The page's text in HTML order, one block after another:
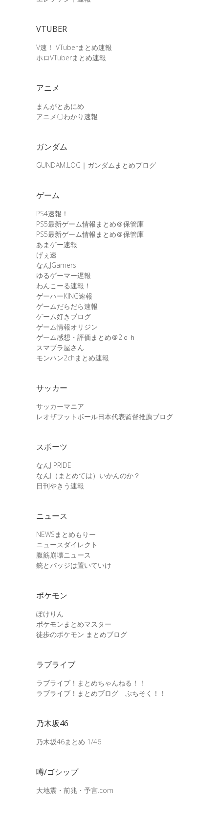
VTUBER
V速！ VTuberまとめ速報
ホロVTuberまとめ速報
アニメ
まんがとあにめ
アニメ〇わかり速報
ガンダム
GUNDAM.LOG｜ガンダムまとめブログ
ゲーム
PS4速報！
PS5最新ゲーム情報まとめ＠保管庫
PS5最新ゲーム情報まとめ＠保管庫
あまゲー速報
げぇ速
なんJGamers
ゆるゲーマー遅報
わんこーる速報！
ゲーハーKING速報
ゲームだらだら速報
ゲーム好きブログ
ゲーム情報オリジン
ゲーム感想・評価まとめ＠2ｃｈ
スマブラ屋さん
モンハン2chまとめ速報
サッカー
サッカーマニア
レオザフットボール日本代表監督推薦ブログ
スポーツ
なんJ PRIDE
なんJ（まとめては）いかんのか？
日刊やきう速報
ニュース
NEWSまとめもりー
ニュースダイレクト
腹筋崩壊ニュース
銃とバッジは置いていけ
ポケモン
ぽけりん
ポケモンまとめマスター
徒歩のポケモン まとめブログ
ラブライブ
ラブライブ！まとめちゃんねる！！
ラブライブ！まとめブログ ぷちそく！！
乃木坂46
乃木坂46まとめ 1/46
噂/ゴシップ
大地震・前兆・予言.com